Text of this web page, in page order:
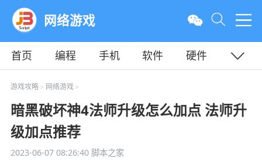
网络游戏
首页 编程 手机 软件
硬件
教程
平面
游戏攻略> 网络游戏>
暗黑破坏神4法师升级怎么加点 法师升
级加点推荐
2023-06-07 08:26:40脚本之家